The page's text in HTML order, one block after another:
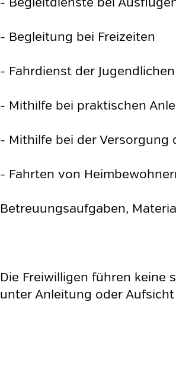
- Begleitung bei Freizeiten
- Fahrdienst der
- Mithilfe bei praktischen
- Mithilfe bei der Versorgung
- Fahrten von
Betreuungsaufgaben,
Die Freiwilligen führen keine
unter Anleitung oder